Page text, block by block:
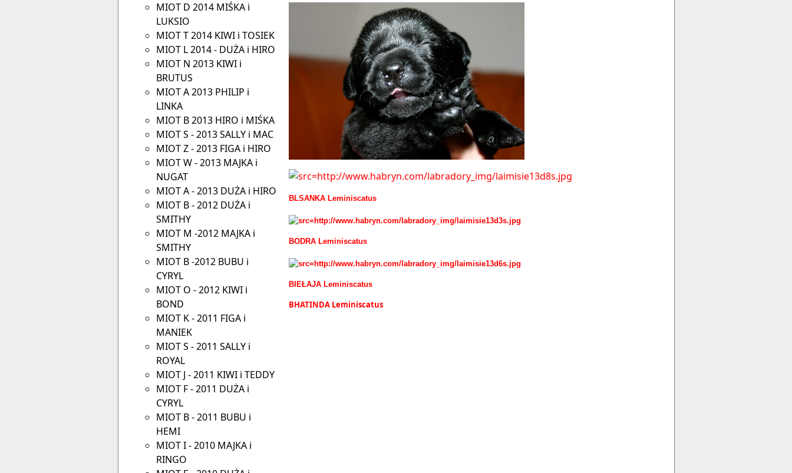
MIOT D 2014 MIŚKA i
LUKSIO
MIOT T 2014 KIWI i TOSIEK
MIOT L 2014 - DUŻA i HIRO
MIOT N 2013 KIWI i
BRUTUS
MIOT A 2013 PHILIP i
LINKA
MIOT B 2013 HIRO i MIŚKA
MIOT S - 2013 SALLY i MAC
MIOT Z - 2013 FIGA i HIRO
MIOT W - 2013 MAJKA i
NUGAT
MIOT A - 2013 DUŻA i HIRO
MIOT B - 2012 DUŻA i
SMITHY
MIOT M -2012 MAJKA i
SMITHY
MIOT B -2012 BUBU i
CYRYL
MIOT O - 2012 KIWI i
BOND
MIOT K - 2011 FIGA i
MANIEK
MIOT S - 2011 SALLY i
ROYAL
MIOT J - 2011 KIWI i TEDDY
MIOT F - 2011 DUŻA i
CYRYL
MIOT B - 2011 BUBU i
HEMI
MIOT I - 2010 MAJKA i
RINGO
BLSANKA Leminiscatus
BODRA Leminiscatus
BIEŁAJA Leminiscatus
BHATINDA Leminiscatus